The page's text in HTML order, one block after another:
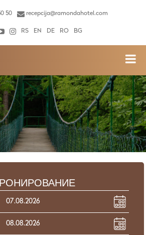
50 recepcija@ramondahotel.com
RS EN DE RO BG